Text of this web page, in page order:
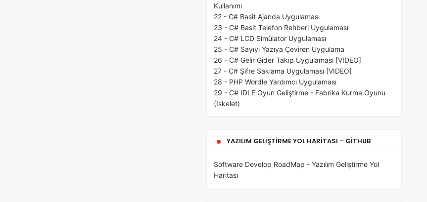
Kullanımı
22 - C# Basit Ajanda Uygulaması
23 - C# Basit Telefon Rehberi Uygulaması
24 - C# LCD Simülator Uygulaması
25 - C# Sayıyı Yazıya Çeviren Uygulama
26 - C# Gelir Gider Takip Uygulaması [VIDEO]
27 - C# Şifre Saklama Uygulaması [VIDEO]
28 - PHP Wordle Yardımcı Uygulaması
29 - C# IDLE Oyun Geliştirme - Fabrika Kurma Oyunu
(İskelet)
YAZILIM GELIŞTIRME YOL HARITASI – GITHUB
Software Develop RoadMap - Yazılım Geliştirme Yol
Haritası